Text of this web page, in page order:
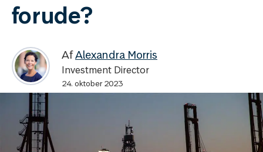
forude?
AfAlexandra Morris
Investment Director
24. oktober 2023